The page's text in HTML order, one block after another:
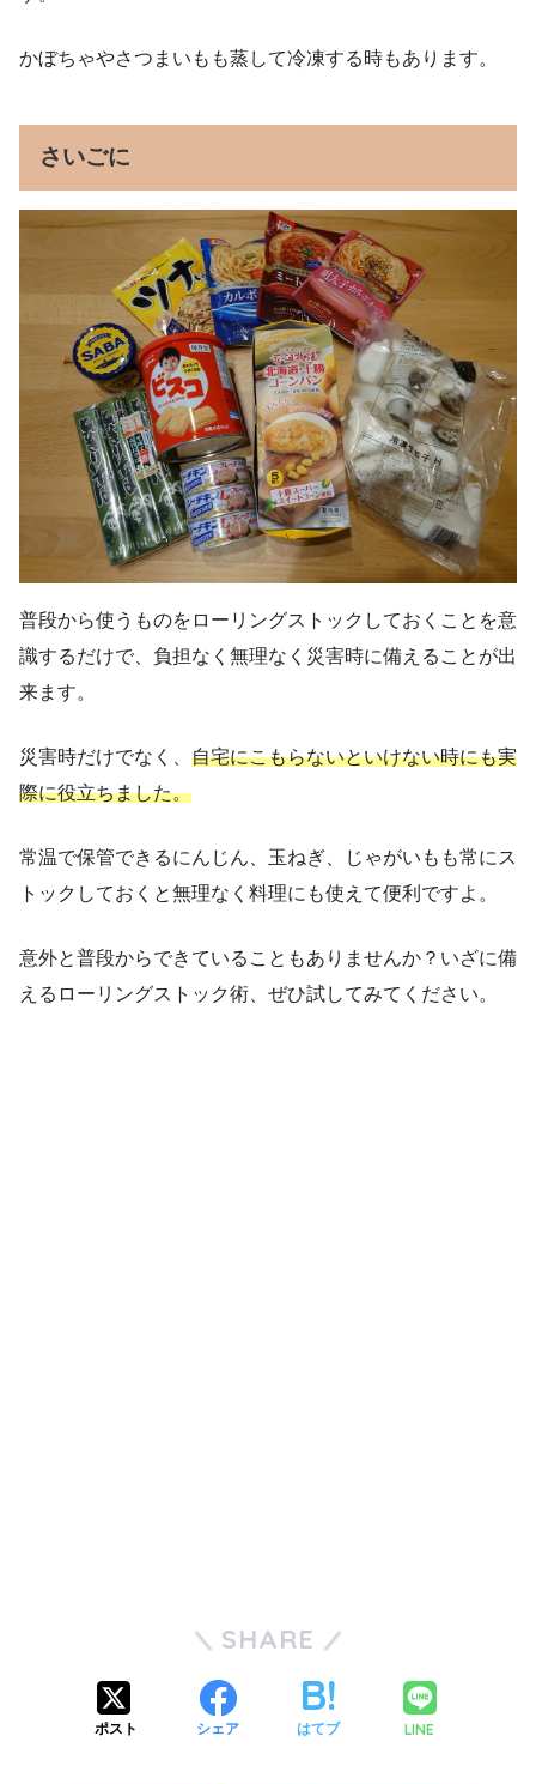
かぼちゃやさつまいもも蒸して冷凍する時もあります。
さいごに
普段から使うものをローリングストックしておくことを意
識するだけで、負担なく無理なく災害時に備えることが出
来ます。
災害時だけでなく、 自宅にこもらないといけない時にも実
際に役立ちました。
常温で保管できるにんじん、玉ねぎ、じゃがいもも常にス
トックしておくと無理なく料理にも使えて便利ですよ。
意外と普段からできていることもありませんか？いざに備
えるローリングストック術、ぜひ試してみてください。
SHARE
ポスト シェア はてブ LINE